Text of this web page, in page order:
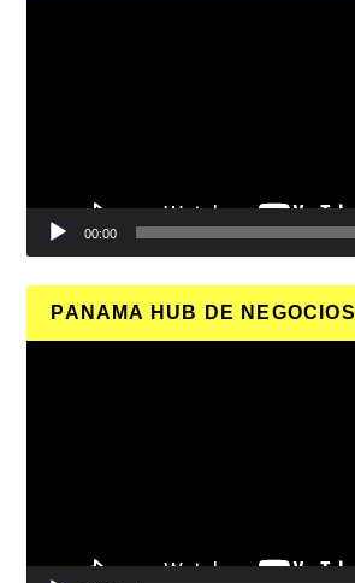
00:00
PANAMA HUB DE NEGOCIOS